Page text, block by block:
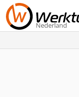
Nederland